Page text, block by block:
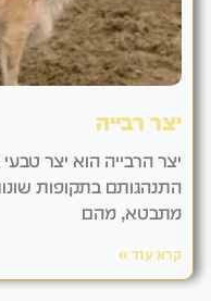
יצר רבייה
יצר הרבייה הוא יצר
התנהגותם בתקופות
מתבטא, מהם
קרא עוד »